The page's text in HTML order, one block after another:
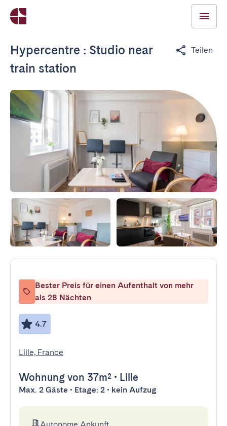
Hypercentre : Studio near
train station
Teilen
Bester Preis für einen Aufenthalt von mehr
als 28 Nächten
4.7
Lille, France
Wohnung von 37m² • Lille
Max. 2 Gäste • Etage: 2 • kein Aufzug